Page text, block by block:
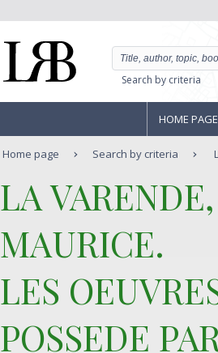
Search by criteria
HOME PAGE
Home page Search by criteria
‎LA
MAURICE.‎
‎LES
POSSEDE